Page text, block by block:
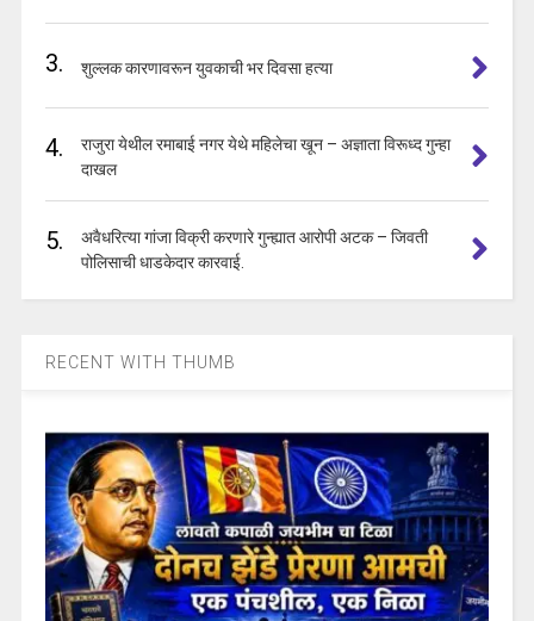
3. शुल्लक कारणावरून युवकाची भर दिवसा हत्या
4.
राजुरा येथील रमाबाई नगर येथे महिलेचा खून – अज्ञाता विरूध्द गुन्हा
दाखल
5.
अवैधरित्या गांजा विक्री करणारे गुन्ह्यात आरोपी अटक – जिवती
पोलिसाची धाडकेदार कारवाई.
RECENT WITH THUMB